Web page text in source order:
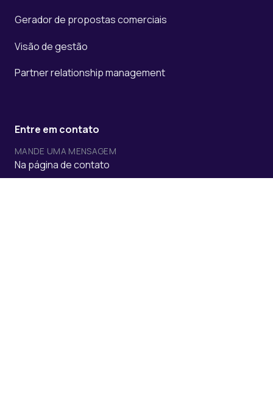
Gerador de propostas comerciais
Visão de gestão
Partner relationship management
Entre em contato
MANDE UMA MENSAGEM
Na página de contato